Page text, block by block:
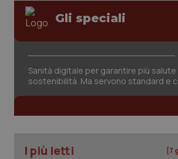
Gli speciali
Sanità digitale per garantire più salute
sostenibilità. Ma servono standard e
I più letti [7
tracking-enable
tracking-sites-ironfish-
session-id